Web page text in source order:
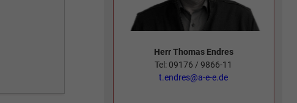
Herr Thomas Endres
Tel: 09176 / 9866-11
t.endres@a-e-e.de